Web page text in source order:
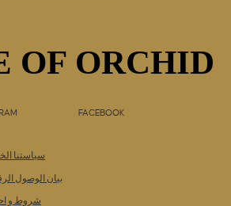
OF ORCHID
OF ORCHID
FACEBOOK
سياستنا
شروط و
بيان الوصول